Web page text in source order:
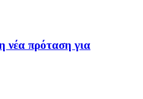
νέα πρόταση για